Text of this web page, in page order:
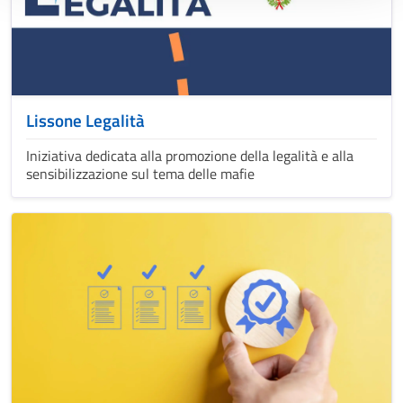
Lissone Legalità
Iniziativa dedicata alla promozione della legalità e alla
sensibilizzazione sul tema delle mafie